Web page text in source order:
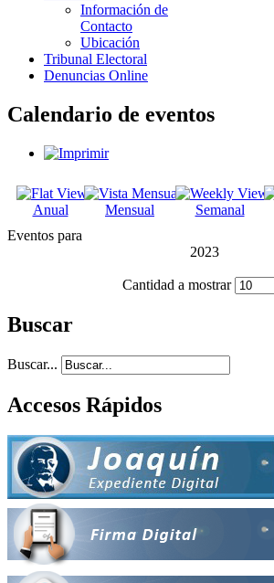
Información de
Contacto
Ubicación
Tribunal Electoral
Denuncias Online
Calendario de eventos
Anual Mensual Semanal
Eventos para
2023
Cantidad a mostrar
Buscar
Buscar...
Accesos Rápidos